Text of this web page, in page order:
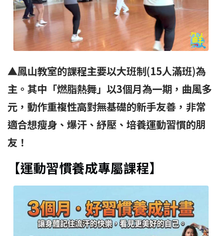
▲鳳山教室的課程主要以大班制(15人滿班)為
主。其中「燃脂熱舞」以3個月為一期，曲風多
元，動作重複性高對無基礎的新手友善，非常
適合想瘦身、爆汗、紓壓、培養運動習慣的朋
友！
【運動習慣養成專屬課程】